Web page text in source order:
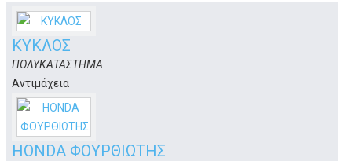
ΚΥΚΛΟΣ
ΠΟΛΥΚΑΤΑΣΤΗΜΑ
Αντιμάχεια
HONDA ΦΟΥΡΘΙΩΤΗΣ